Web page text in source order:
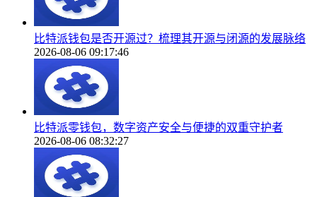
比特派钱包是否开源过？梳理其开源与闭源的发展脉络
2026-08-06 09:17:46
比特派零钱包，数字资产安全与便捷的双重守护者
2026-08-06 08:32:27